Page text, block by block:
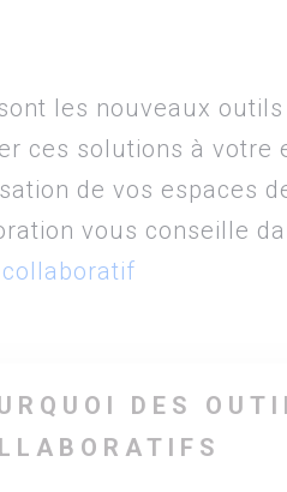
les nouveaux
ces solutions à votre
de vos espaces
vous conseille
DES